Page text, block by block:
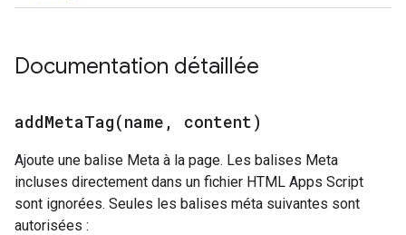
Documentation détaillée
addMetaTag(name , content)
Ajoute une balise Meta à la page. Les balises Meta
incluses directement dans un fichier HTML Apps Script
sont ignorées. Seules les balises méta suivantes sont
autorisées :